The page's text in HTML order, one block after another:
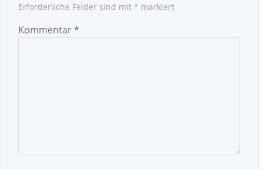
Erforderliche Felder sind mit * markiert
Kommentar *